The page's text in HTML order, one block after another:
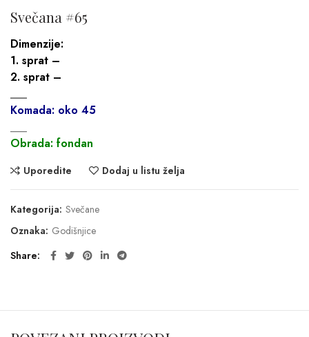
Svečana #65
Dimenzije:
1. sprat –
2. sprat –
___
Komada: oko 45
Obrada: fondan
Uporedite Dodaj u listu želja
Kategorija: Svečane
Oznaka: Godišnjice
Share